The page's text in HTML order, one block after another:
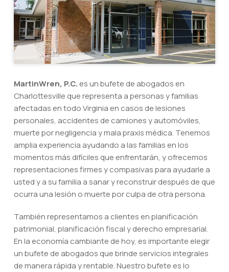
MartinWren, P.C. es un bufete de abogados en
Charlottesville que representa a personas y familias
afectadas en todo Virginia en casos de lesiones
personales, accidentes de camiones y automóviles,
muerte por negligencia y mala praxis médica. Tenemos
amplia experiencia ayudando a las familias en los
momentos más difíciles que enfrentarán, y ofrecemos
representaciones firmes y compasivas para ayudarle a
usted y a su familia a sanar y reconstruir después de que
ocurra una lesión o muerte por culpa de otra persona.
También representamos a clientes en planificación
patrimonial, planificación fiscal y derecho empresarial.
En la economía cambiante de hoy, es importante elegir
un bufete de abogados que brinde servicios integrales
de manera rápida y rentable. Nuestro bufete es lo